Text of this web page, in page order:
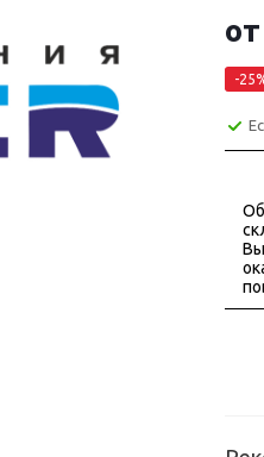
от
-